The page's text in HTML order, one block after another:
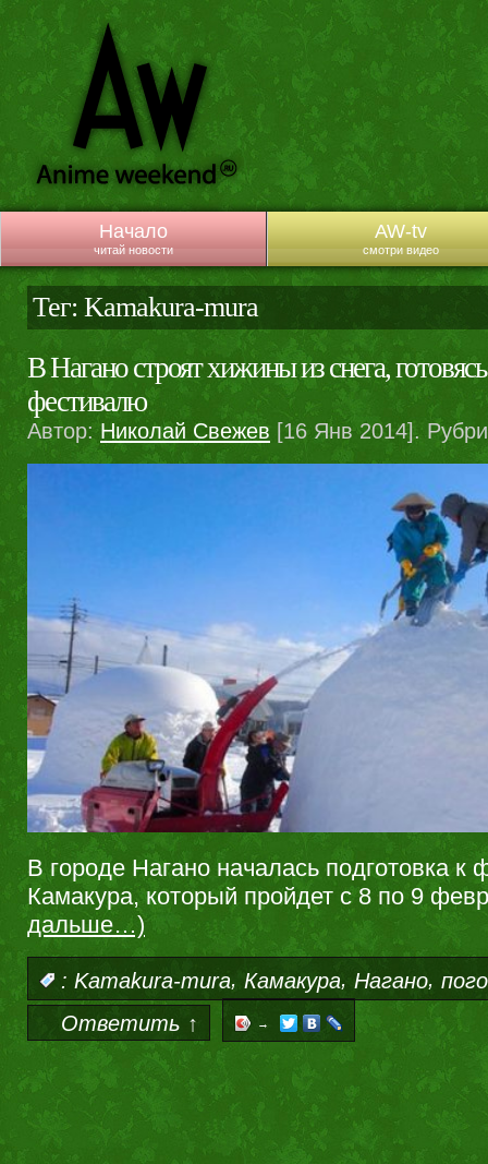
Начало
читай новости
AW-tv
смотри видео
Тег: Kamakura-mura
В Нагано строят хижины из снега,
фестивалю
Автор:Николай Свежев [16 Янв 2014].
В городе Нагано началась подготовка к
Камакура, который пройдет с 8 по 9
дальше…)
: Kamakura-mura, Камакура, Нагано,
Ответить ↑
→